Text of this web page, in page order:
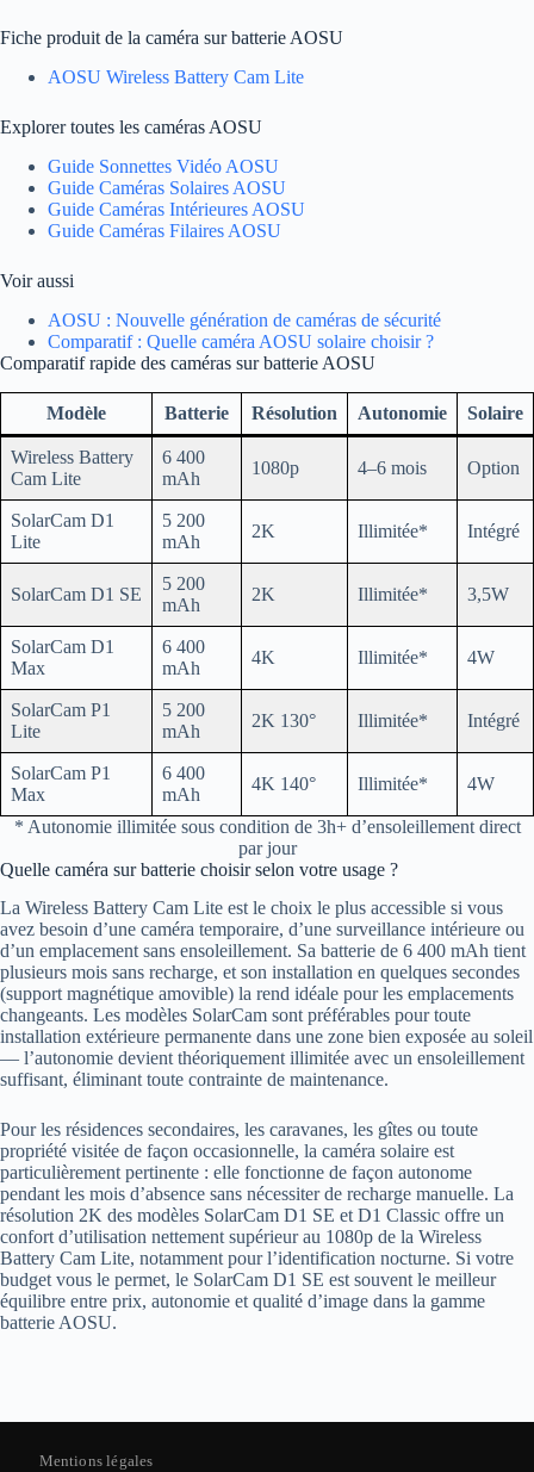
Fiche produit de la caméra sur batterie AOSU
AOSU Wireless Battery Cam Lite
Explorer toutes les caméras AOSU
Guide Sonnettes Vidéo AOSU
Guide Caméras Solaires AOSU
Guide Caméras Intérieures AOSU
Guide Caméras Filaires AOSU
Voir aussi
AOSU : Nouvelle génération de caméras de sécurité
Comparatif : Quelle caméra AOSU solaire choisir ?
Comparatif rapide des caméras sur batterie AOSU
Modèle Batterie Résolution Autonomie Solaire
Wireless Battery
Cam Lite
6 400
mAh
1080p 4–6 mois Option
SolarCam D1
Lite
5 200
mAh
2K Illimitée* Intégré
SolarCam D1 SE
5 200
mAh
2K Illimitée* 3,5W
SolarCam D1
Max
6 400
mAh
4K Illimitée* 4W
SolarCam P1
Lite
5 200
mAh
2K 130° Illimitée* Intégré
SolarCam P1
Max
6 400
mAh
4K 140° Illimitée* 4W
* Autonomie illimitée sous condition de 3h+ d’ensoleillement direct
par jour
Quelle caméra sur batterie choisir selon votre usage ?
La Wireless Battery Cam Lite est le choix le plus accessible si vous
avez besoin d’une caméra temporaire, d’une surveillance intérieure ou
d’un emplacement sans ensoleillement. Sa batterie de 6 400 mAh tient
plusieurs mois sans recharge, et son installation en quelques secondes
(support magnétique amovible) la rend idéale pour les emplacements
changeants. Les modèles SolarCam sont préférables pour toute
installation extérieure permanente dans une zone bien exposée au soleil
— l’autonomie devient théoriquement illimitée avec un ensoleillement
suffisant, éliminant toute contrainte de maintenance.
Pour les résidences secondaires, les caravanes, les gîtes ou toute
propriété visitée de façon occasionnelle, la caméra solaire est
particulièrement pertinente : elle fonctionne de façon autonome
pendant les mois d’absence sans nécessiter de recharge manuelle. La
résolution 2K des modèles SolarCam D1 SE et D1 Classic offre un
confort d’utilisation nettement supérieur au 1080p de la Wireless
Battery Cam Lite, notamment pour l’identification nocturne. Si votre
budget vous le permet, le SolarCam D1 SE est souvent le meilleur
équilibre entre prix, autonomie et qualité d’image dans la gamme
batterie AOSU.
Mentions légales